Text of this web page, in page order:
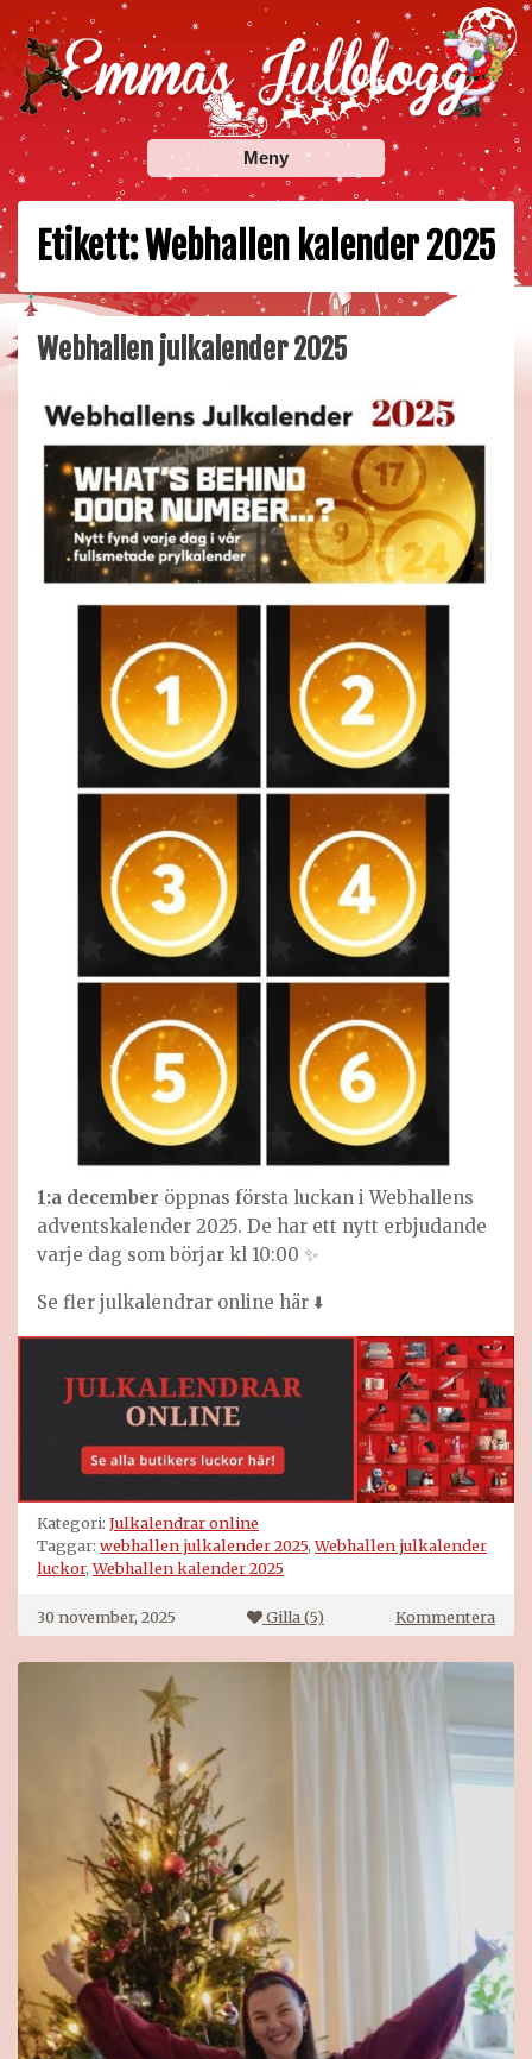
Skip
to
content
Emmas Julblogg
Julbloggar om julnyheter, julklappstips, julkalendrar,
adventskalendrar , julpyssel och julrecept!
Meny
Etikett:Webhallen kalender 2025
Webhallen julkalender 2025
1:a december öppnas första luckan i Webhallens
adventskalender 2025. De har ett nytt erbjudande
varje dag som börjar kl 10:00 ✨
Se fler julkalendrar online här ⬇️
Kategori: Julkalendrar online
Taggar: webhallen julkalender 2025,Webhallen julkalender
luckor,Webhallen kalender 2025
30 november, 2025 Gilla (5) Kommenterapå